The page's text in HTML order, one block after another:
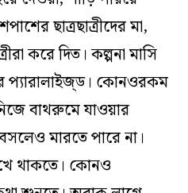
ছাত্রছাত্রীদের মা,
করে দিত। কল্পনা মাসি
প‌্যারালাইজ্‌ড। কোনওরকম
বাথরুমে যাওয়ার
মারতে পারে না।
থাকতে। কোনও